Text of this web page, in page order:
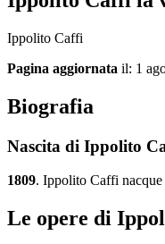
Ippolito Caffi
Pagina aggiornata il: 1
Biografia
Nascita di Ippolito
1809. Ippolito Caffi
Le opere di